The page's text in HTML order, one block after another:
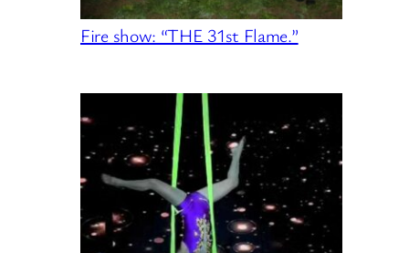
Fire show: “THE 31st Flame.”